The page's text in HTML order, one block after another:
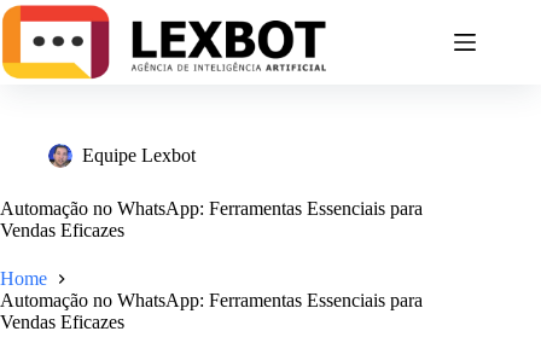
Equipe Lexbot
Automação no WhatsApp: Ferramentas Essenciais para
Vendas Eficazes
Home
Automação no WhatsApp: Ferramentas Essenciais para
Vendas Eficazes